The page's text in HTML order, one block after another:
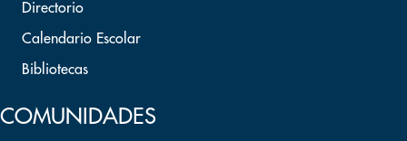
Directorio
Calendario Escolar
Bibliotecas
COMUNIDADES